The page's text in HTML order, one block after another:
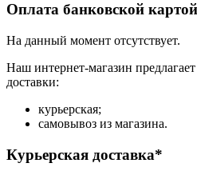
Оплата банковской
На данный момент отсутствует.
Наш интернет-магазин
доставки:
курьерская;
самовывоз из магазина.
Курьерская доставка*